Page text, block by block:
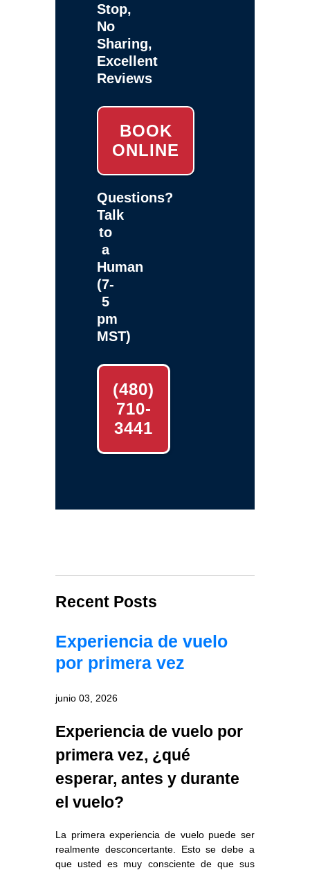
Stop,
No
Sharing,
Excellent
Reviews
BOOK
ONLINE
Questions?
Talk
to
a
Human
(7-
5
pm
MST)
(480)
710-
3441
Recent Posts
Experiencia de vuelo
por primera vez
junio 03, 2026
Experiencia de vuelo por
primera vez, ¿qué
esperar, antes y durante
el vuelo?
La primera experiencia de vuelo puede ser
realmente desconcertante. Esto se debe a
que usted es muy consciente de que sus